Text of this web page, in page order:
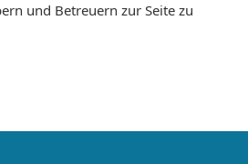
und Betreuern zur Seite zu